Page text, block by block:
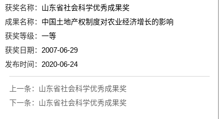
获奖名称： 山东省社会科学优秀成果奖
成果名称： 中国土地产权制度对农业经济增长的影响
获奖等级：一等
获奖日期： 2007-06-29
发布时间： 2020-06-24
上一条： 山东省社会科学优秀成果奖
下一条： 山东省社会科学优秀成果奖